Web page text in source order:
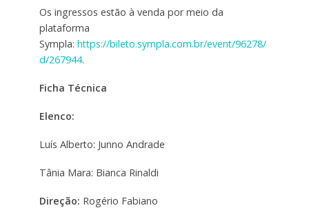
Os ingressos estão à venda por meio da
plataforma
Sympla: https://bileto.sympla.com.br/event/96278/
d/267944.
Ficha Técnica
Elenco:
Luís Alberto: Junno Andrade
Tânia Mara: Bianca Rinaldi
Direção: Rogério Fabiano